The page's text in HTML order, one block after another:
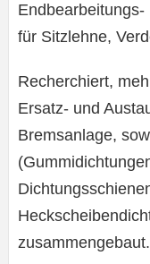
für Sitzlehne,
Recherchiert,
Ersatz- und
Bremsanlage,
zusammengebaut.